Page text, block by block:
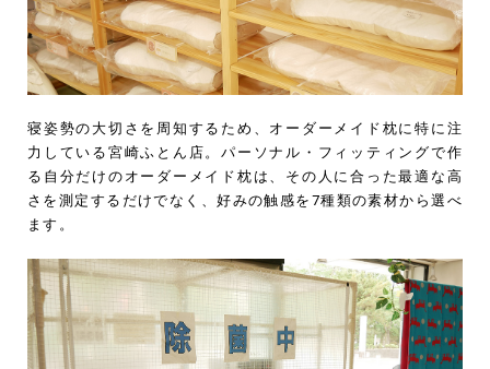
寝姿勢の大切さを周知するため、オーダーメイド枕に特に注
力している宮崎ふとん店。パーソナル・フィッティングで作
る自分だけのオーダーメイド枕は、その人に合った最適な高
さを測定するだけでなく、好みの触感を7種類の素材から選べ
ます。